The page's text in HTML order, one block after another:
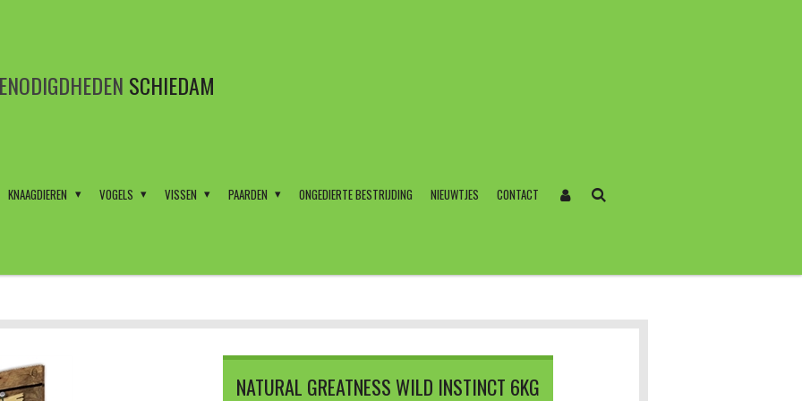
SCHIEDAM
KNAAGDIEREN VOGELS VISSEN PAARDEN ONGEDIERTE BESTRIJDING NIEUWTJES CONTACT
NATURAL GREATNESS WILD INSTINCT 6KG